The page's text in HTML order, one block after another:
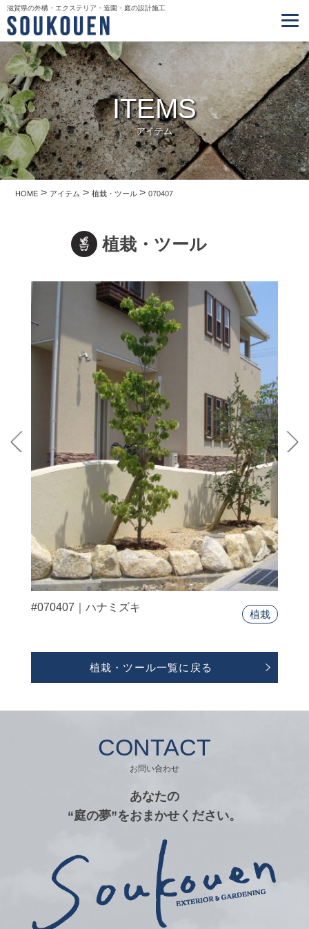
滋賀県の外構・エクステリア・造園・庭の設計施工
ITEMS
アイテム
HOME > アイテム >植栽・ツール>070407
植栽・ツール
#070407｜ハナミズキ
植栽
植栽・ツール一覧に戻る
CONTACT
お問い合わせ
あなたの
“庭の夢”をおまかせください。